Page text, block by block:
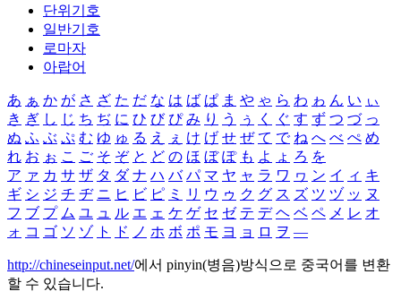
단위기호
일반기호
로마자
아랍어
あ ぁ か が さ ざ た だ な は ば ぱ ま や ゃ ら わ ゎ ん い ぃ
き ぎ し じ ち ぢ に ひ び ぴ み り う ぅ く ぐ す ず つ づ っ
ぬ ふ ぶ ぷ む ゆ ゅ る え ぇ け げ せ ぜ て で ね へ べ ぺ め
れ お ぉ こ ご そ ぞ と ど の ほ ぼ ぽ も よ ょ ろ を
ア ァ カ サ ザ タ ダ ナ ハ バ パ マ ヤ ャ ラ ワ ヮ ン イ ィ キ
ギ シ ジ チ ヂ ニ ヒ ビ ピ ミ リ ウ ゥ ク グ ス ズ ツ ヅ ッ ヌ
フ ブ プ ム ユ ュ ル エ ェ ケ ゲ セ ゼ テ デ ヘ ベ ペ メ レ オ
ォ コ ゴ ソ ゾ ト ド ノ ホ ボ ポ モ ヨ ョ ロ ヲ ―
http://chineseinput.net/에서 pinyin(병음)방식으로 중국어를 변환
할 수 있습니다.